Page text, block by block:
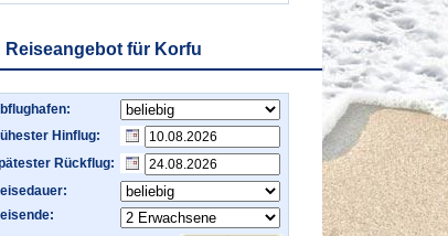
Reiseangebot für Korfu
Hinflug:
Rückflug: